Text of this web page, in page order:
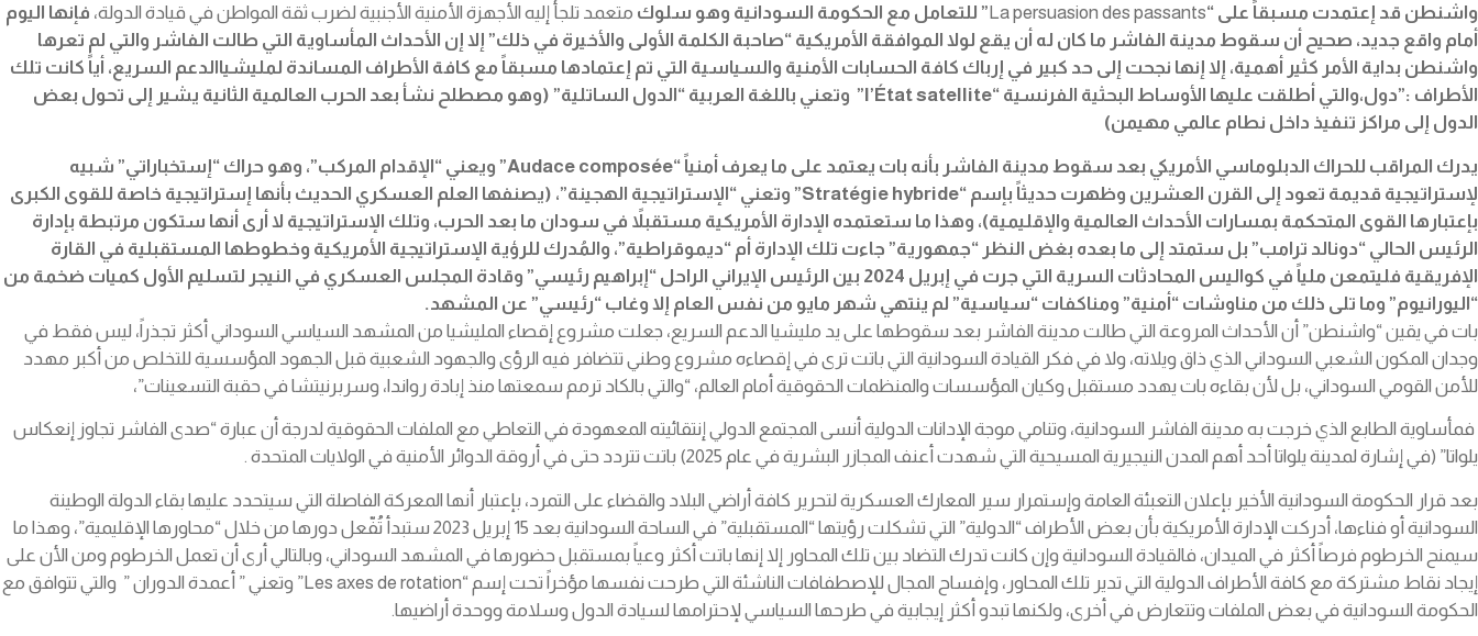
واشنطن قد إعتمدت مسبقاً على “
La persuasion des passants
” للتعامل مع الحكومة السودانية وهو سلوك متعمد تلجأ إليه الأجهزة الأمنية الأجنبية لضرب ثقة المواطن في قيادة الدولة، فإنها اليوم
أمام واقع جديد، صحيح أن سقوط مدينة الفاشر ما كان له أن يقع لولا الموافقة الأمريكية “صاحبة الكلمة الأولى والأخيرة في ذلك” إلا إن الأحداث المأساوية التي طالت الفاشر والتي لم تعرها
واشنطن بداية الأمر كثير أهمية، إلا إنها نجحت إلى حد كبير في إرباك كافة الحسابات الأمنية والسياسية التي تم إعتمادها مسبقاً مع كافة الأطراف المساندة لمليشياالدعم السريع، أياً كانت تلك
الأطراف :”دول،والتي أطلقت عليها الأوساط البحثية الفرنسية “l’État satellite” وتعني باللغة العربية “الدول الساتلية” (وهو مصطلح نشأ بعد الحرب العالمية الثانية يشير إلى تحول بعض
الدول إلى مراكز تنفيذ داخل نطام عالمي مهيمن)
يدرك المراقب للحراك الدبلوماسي الأمريكي بعد سقوط مدينة الفاشر بأنه بات يعتمد على ما يعرف أمنياً “Audace composée”
ويعني “الإقدام المركب”، وهو حراك “إستخباراتي” شبيه
لإستراتيجية قديمة تعود إلى القرن العشرين وظهرت حديثاً بإسم “Stratégie hybride”
وتعني “الإستراتيجية الهجينة”، (يصنفها العلم العسكري الحديث بأنها إستراتيجية خاصة للقوى الكبرى
بإعتبارها القوى المتحكمة بمسارات الأحداث العالمية والإقليمية)، وهذا ما ستعتمده الإدارة الأمريكية مستقبلاً في سودان ما بعد الحرب، وتلك الإستراتيجية لا أرى أنها ستكون مرتبطة بإدارة
الرئيس الحالي “دونالد ترامب” بل ستمتد إلى ما بعده بغض النظر “جمهورية” جاءت تلك الإدارة أم “ديموقراطية”، والمُدرك للرؤية الإستراتيجية الأمريكية وخطوطها المستقبلية في القارة
الإفريقية فليتمعن ملياً في كواليس المحادثات السرية التي جرت في إبريل 2024 بين الرئيس الإيراني الراحل “إبراهيم رئيسي” وقادة المجلس العسكري في النيجر لتسليم الأول كميات ضخمة من
“اليورانيوم” وما تلى ذلك من مناوشات “أمنية” ومناكفات “سياسية” لم ينتهي شهر مايو من نفس العام إلا وغاب “رئيسي” عن المشهد.
بات في يقين “واشنطن” أن الأحداث المروعة التي طالت مدينة الفاشر بعد سقوطها على يد مليشيا الدعم السريع، جعلت مشروع إقصاء المليشيا من المشهد السياسي السوداني أكثر تجذراً، ليس فقط في
وجدان المكون الشعبي السوداني الذي ذاق ويلاته، ولا في فكر القيادة السودانية التي باتت ترى في إقصاءه مشروع وطني تتضافر فيه الرؤى والجهود الشعبية قبل الجهود المؤسسية للتخلص من أكبر مهدد
للأمن القومي السوداني، بل لأن بقاءه بات يهدد مستقبل وكيان المؤسسات والمنظمات الحقوقية أمام العالم، “والتي بالكاد ترمم سمعتها منذ إبادة رواندا، وسربرنيتشا في حقبة التسعينات”،
فمأساوية الطابع الذي خرجت به مدينة الفاشر السودانية، وتنامي موجة الإدانات الدولية أنسى المجتمع الدولي إنتقائيته المعهودة في التعاطي مع الملفات الحقوقية لدرجة أن عبارة “صدى الفاشر تجاوز إنعكاس
يلواتا” (في إشارة لمدينة يلواتا أحد أهم المدن النيجيرية المسيحية التي شهدت أعنف المجازر البشرية في عام 2025) باتت تتردد حتى في أروقة الدوائر الأمنية في الولايات المتحدة .
بعد قرار الحكومة السودانية الأخير بإعلان التعبئة العامة وإستمرار سير المعارك العسكرية لتحرير كافة أراضي البلاد والقضاء على التمرد، بإعتبار أنها المعركة الفاصلة التي سيتحدد عليها بقاء الدولة الوطينة
السودانية أو فناءها، أدركت الإدارة الأمريكية بأن بعض الأطراف “الدولية” التي تشكلت رؤيتها “المستقبلية” في الساحة السودانية بعد 15 إبريل 2023 ستبدأ تُفّعل دورها من خلال “محاورها الإقليمية”، وهذا ما
سيمنح الخرطوم فرصاً أكثر في الميدان، فالقيادة السودانية وإن كانت تدرك التضاد بين تلك المحاور إلا إنها باتت أكثر وعياً بمستقبل حضورها في المشهد السوداني، وبالتالي أرى أن تعمل الخرطوم ومن الأن على
إيجاد نقاط مشتركة مع كافة الأطراف الدولية التي تدير تلك المحاور، وإفساح المجال للإصطفافات الناشئة التي طرحت نفسها مؤخراً تحت إسم “Les axes de rotation” وتعني ” أعمدة الدوران ” والتي تتوافق مع
الحكومة السودانية في بعض الملفات وتتعارض في أخرى، ولكنها تبدو أكثر إيجابية في طرحها السياسي لإحترامها لسيادة الدول وسلامة ووحدة أراضيها.